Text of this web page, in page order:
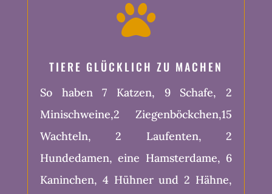

TIERE GLÜCKLICH ZU MACHEN
So haben 7 Katzen, 9 Schafe, 2
Minischweine,2 Ziegenböckchen,15
Wachteln, 2 Laufenten, 2
Hundedamen, eine Hamsterdame, 6
Kaninchen, 4 Hühner und 2 Hähne,